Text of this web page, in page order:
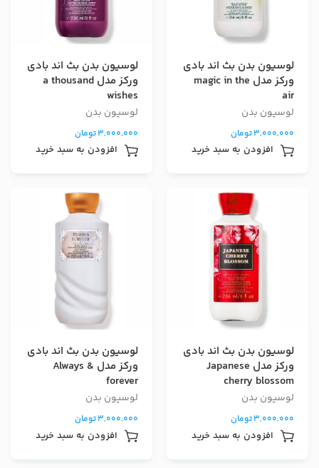
لوسیون بدن بث اند بادی
ورکز مدل magic in the
air
لوسیون بدن
3,000,000تومان
افزودن به سبد خرید
لوسیون بدن بث اند بادی
ورکز مدل a thousand
wishes
لوسیون بدن
3,000,000تومان
افزودن به سبد خرید
لوسیون بدن بث اند بادی
ورکز مدل Japanese
cherry blossom
لوسیون بدن
3,000,000تومان
افزودن به سبد خرید
لوسیون بدن بث اند بادی
ورکز مدل Always &
forever
لوسیون بدن
3,000,000تومان
افزودن به سبد خرید